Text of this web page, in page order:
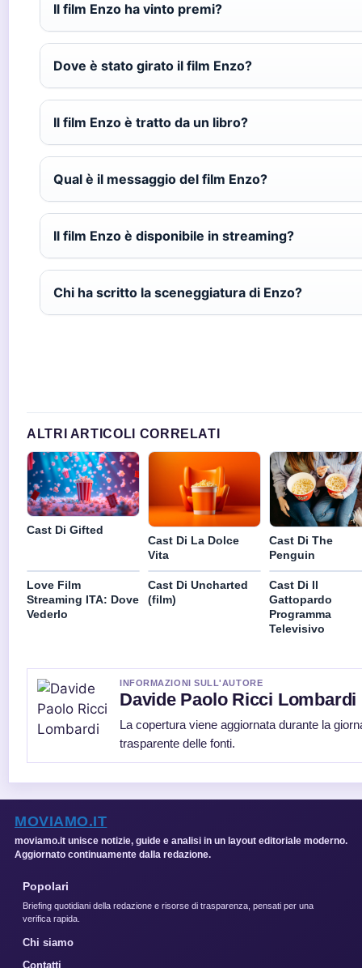
Il film Enzo ha vinto premi?
Dove è stato girato il film Enzo?
Il film Enzo è tratto da un libro?
Qual è il messaggio del film Enzo?
Il film Enzo è disponibile in streaming?
Chi ha scritto la sceneggiatura di Enzo?
ALTRI ARTICOLI CORRELATI
Cast Di Gifted
Cast Di La Dolce
Vita
Cast Di The
Penguin
Love Film
Streaming ITA: Dove
Vederlo
Cast Di Uncharted
(film)
Cast Di Il
Gattopardo
Programma
Televisivo
INFORMAZIONI SULL'AUTORE
Davide Paolo Ricci Lombardi
La copertura viene aggiornata durante la
trasparente delle fonti.
MOVIAMO.IT
moviamo.it unisce notizie, guide e analisi in un layout editoriale moderno.
Aggiornato continuamente dalla redazione.
Popolari
Briefing quotidiani della redazione e risorse di trasparenza, pensati per una
verifica rapida.
Chi siamo
Contatti